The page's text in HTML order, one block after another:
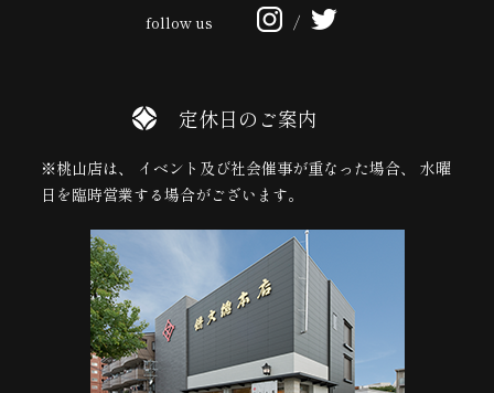
follow us /
定休日のご案内
※桃山店は、 イベント及び社会催事が重なった場合、 水曜
日を臨時営業する場合がございます。